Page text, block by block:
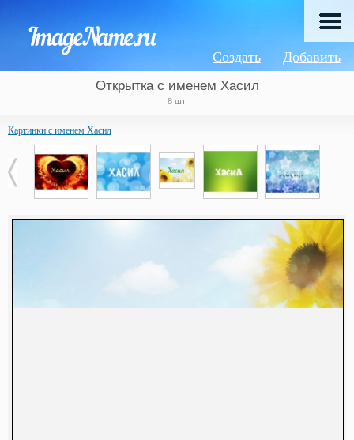
Добавить
Создать
Открытка с именем Хасил
8 шт.
Картинки с именем Хасил